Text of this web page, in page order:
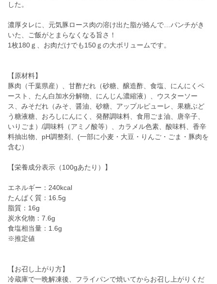
した。
濃厚タレに、元気豚ロース肉の溶け出た脂が絡んで…パンチがき
いた、ご飯がとまらなくなる旨さ！
1枚180ｇ、お肉だけでも150ｇの大ボリュームです。
【原材料】
豚肉（千葉県産）、甘酢だれ（砂糖、醸造酢、食塩、にんにくペ
ースト、たん白加水分解物、にんじん濃縮液）、ウスターソー
ス、みそだれ（みそ、醤油、砂糖、アップルピューレ、果糖ぶど
う糖液糖、おろしにんにく、発酵調味料、食用ごま油、唐辛子、
いりごま）/調味料（アミノ酸等）、カラメル色素、酸味料、香辛
料抽出物、pH調整剤、(一部に小麦・大豆・りんご・ごま・豚肉を
含む）
【栄養成分表示（100gあたり）】
エネルギー：240kcal
たんぱく質：16.5g
脂質：16g
炭水化物：7.6g
食塩相当量：1.6g
※推定値
【お召し上がり方】
冷蔵庫で一晩解凍後、フライパンで焼いてからお召し上がりくだ